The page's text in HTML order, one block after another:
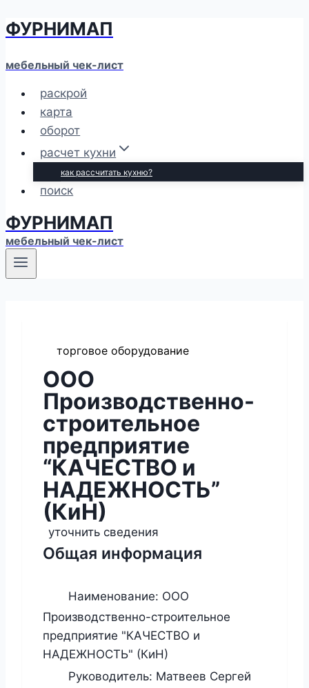
Перейти
содержимому
ФУРНИМАП
мебельный чек-лист
раскрой
карта
оборот
расчет кухни
как рассчитать кухню?
поиск
ФУРНИМАП
мебельный чек-лист
торговое оборудование
ООО
Производственно-
строительное
предприятие
“КАЧЕСТВО и
НАДЕЖНОСТЬ”
(КиН)
уточнить сведения
Общая информация
Наименование: ООО
Производственно-строительное
предприятие "КАЧЕСТВО и
НАДЕЖНОСТЬ" (КиН)
Руководитель: Матвеев Сергей